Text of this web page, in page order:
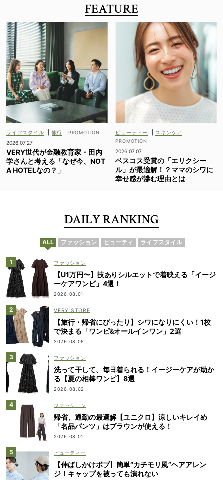
FEATURE
ライフスタイル
旅行
2026.07.27
VERY世代が金融教育家・田内
学さんと考える「なぜ今、NOT
A HOTELなの？」
ビューティー スキンケア
2026.07.07
ベスコス受賞の「エリクシー
ル」が最適解！？ママのシワに
幸せ感が滲む理由とは
DAILY RANKING
ALL ファッション ビューティ ライフスタイル
ファッション
【U1万円〜】技ありシルエットで着映える「イージ
ーケアワンピ」4選！
2026.08.01
VERY STORE
【旅行・帰省にぴったり】シワになりにくい！1枚
で決まる「ワンピ&オールインワン」2選
2026.08.05
ファッション
洗って干して、毎日着られる！イージーケアが助か
る【夏の相棒ワンピ】8選
2026.08.02
ファッション
帰省、通勤の最適解【ユニクロ】涼しいキレイめ
「名品パンツ」はブラウンが使える！
2026.08.01
ビューティー
【伸ばしかけボブ】簡単“カチモリ風”ヘアアレン
ジ！キャップを被っても潰れない